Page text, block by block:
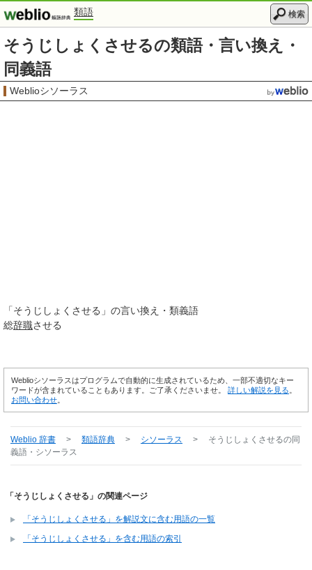
類語 検索
そうじしょくさせるの類語・言い換え・
同義語
Weblioシソーラス
「そうじしょくさせる 」の言い換え・類義語
総辞職させる
Weblioシソーラスはプログラムで自動的に生成されているため、一部不適切なキー
ワードが含まれていることもあります。ご了承くださいませ。 詳しい解説を見る
お問い合わせ
Weblio 辞書 > 類語辞典 > シソーラス > そうじしょくさせるの同
義語・シソーラス
「そうじしょくさせる」の関連ページ
「そうじしょくさせる」を解説文に含む用語の一覧
「そうじしょくさせる」を含む用語の索引